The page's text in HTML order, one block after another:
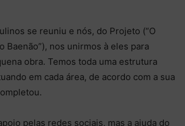
se reuniu e nós, do Projeto (“O
Baenão”), nos unirmos à eles para
obra. Temos toda uma estrutura
em cada área, de acordo com a sua
pelas redes sociais, mas a ajuda do